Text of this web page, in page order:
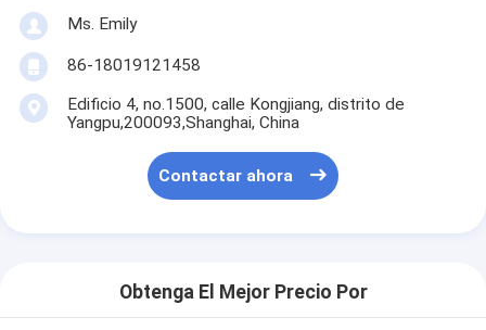
Ms. Emily
86-18019121458
Edificio 4, no.1500, calle Kongjiang, distrito de
Yangpu,200093,Shanghai, China
Contactar ahora
Obtenga El Mejor Precio Por